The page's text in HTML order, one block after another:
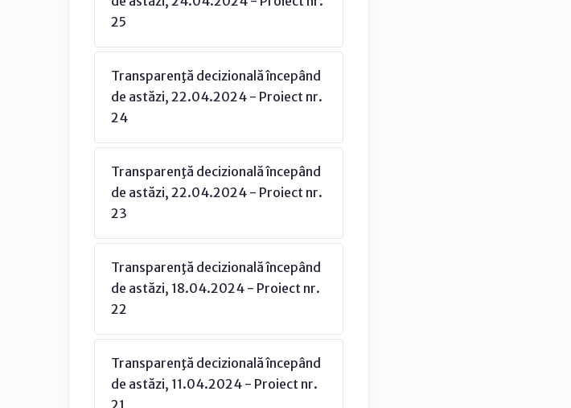
25
Transparenţă decizională începând
de astăzi, 22.04.2024 - Proiect nr.
24
Transparenţă decizională începând
de astăzi, 22.04.2024 - Proiect nr.
23
Transparenţă decizională începând
de astăzi, 18.04.2024 - Proiect nr.
22
Transparenţă decizională începând
de astăzi, 11.04.2024 - Proiect nr.
21